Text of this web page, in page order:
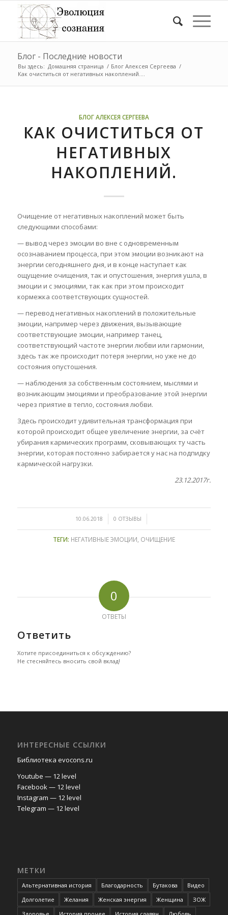
Блог - Последние новости
Вы здесь: Домашняя страница / Блог Алексея Сергеева /
Как очиститься от негативных накоплений....
БЛОГ АЛЕКСЕЯ СЕРГЕЕВА
КАК ОЧИСТИТЬСЯ ОТ
НЕГАТИВНЫХ
НАКОПЛЕНИЙ.
Очищение от негативных накоплений может быть
следующими способами:
— вывод через эмоции во вне с одновременным
осознаванием процесса, при этом эмоции возникают на
энергии сегодняшнего дня, и в конце наступает как
ощущение очищения, так и опустошения, энергия ушла, в
эмоции и с эмоциями, так как при этом происходит
кормежка соответствующих сущностей.
— перевод негативных накоплений в положительные
эмоции, например через движения, вызывающие
соответствующие эмоции, например танец,
соответствующий частоте энергии любви или гармонии,
здесь так же происходит потеря энергии, но уже не до
состояния опустошения.
— наблюдения за собственным состоянием, мыслями и
возникающим эмоциями и преобразование этой энергии
через приятие в тепло, состояния любви.
Здесь происходит удивительная трансформация при
которой происходит общее увеличение энергии, за счёт
убирания кармических программ, сковывающих ту часть
энергии, которая постоянно забирается у нас на подпидку
кармической нагрузки.
23.12.2017г.
10.06.2018
/ 0 ОТЗЫВЫ
/
ТЕГИ: НЕГАТИВНЫЕ ЭМОЦИИ, ОЧИЩЕНИЕ
0
ОТВЕТЫ
Ответить
Хотите присоединиться к обсуждению?
Не стесняйтесь вносить свой вклад!
ИНТЕРЕСНЫЕ ССЫЛКИ
Библиотека evocons.ru
Youtube — 12 level
Facebook — 12 level
Instagram — 12 level
Telegram — 12 level
МЕТКИ
Альтернативная история Благодарность Бутакова
Видео
Долголетие
Желания Женская энергия Женщина
ЗОЖ